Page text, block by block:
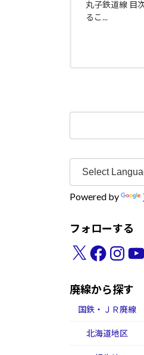
丸子鉄道線 目
るこ...
Powered by
フォローする
X Facebook
Instagram
廃線から探す
国鉄・ＪＲ廃線
北海道地区